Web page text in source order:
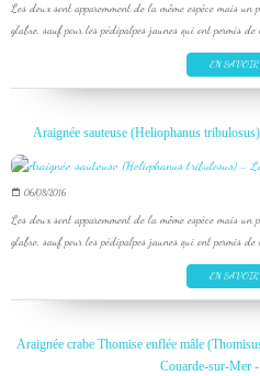
Les deux sont apparemment de la même espèce mais un
glabre, sauf pour les pédipalpes jaunes qui ont permis de
EN SAVOIR
Araignée sauteuse (Heliophanus
06/08/2016
Les deux sont apparemment de la même espèce mais un
glabre, sauf pour les pédipalpes jaunes qui ont permis de
EN SAVOIR
Araignée crabe Thomise enflée mâle
Couarde-sur-Mer